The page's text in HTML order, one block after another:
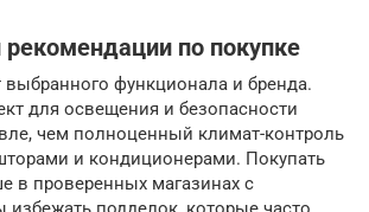
по покупке
выбранного функционала и бренда.
для освещения и безопасности
чем полноценный климат-контроль
и кондиционерами. Покупать
в проверенных магазинах с